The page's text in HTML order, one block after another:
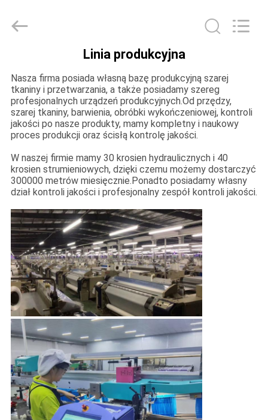
PRODUKTY
O
NAS
WYCIECZKA
PO
FABRYCE
KONTROLA
JAKOŚCI
SKONTAKTUJ
SIĘ
NAMI
Textile
Co.,Ltd.
Linia produkcyjna
Nasza firma posiada własną bazę produkcyjną szarej
tkaniny i przetwarzania, a także posiadamy szereg
profesjonalnych urządzeń produkcyjnych.Od przędzy,
szarej tkaniny, barwienia, obróbki wykończeniowej, kontroli
jakości po nasze produkty, mamy kompletny i naukowy
proces produkcji oraz ścisłą kontrolę jakości.
W naszej firmie mamy 30 krosien hydraulicznych i 40
krosien strumieniowych, dzięki czemu możemy dostarczyć
300000 metrów miesięcznie.Ponadto posiadamy własny
dział kontroli jakości i profesjonalny zespół kontroli jakości.